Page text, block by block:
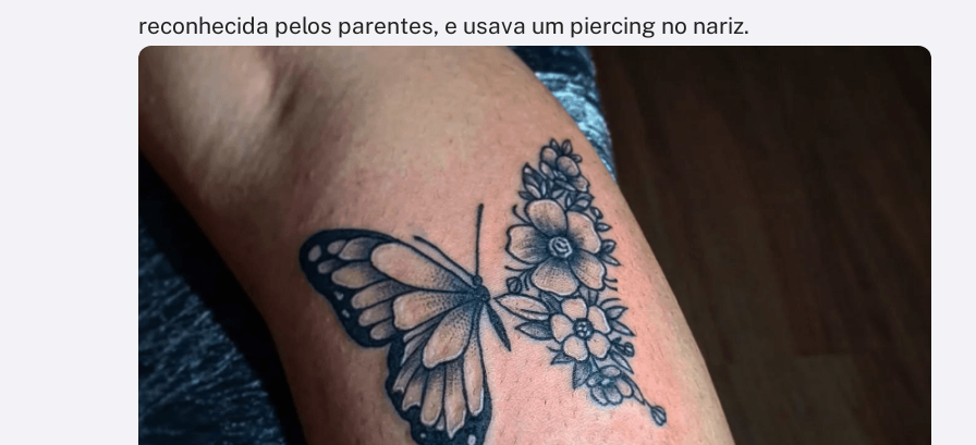
reconhecida pelos parentes, e usava um piercing no nariz.